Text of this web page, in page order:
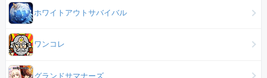
ホワイトアウトサバイバル
ワンコレ
グランドサマナーズ